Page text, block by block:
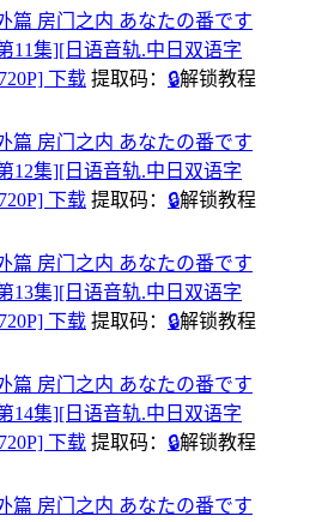
篇 房门之内 あなたの番です
11集][日语音轨.中日双语字
下载 提取码： 🔒解锁教程
篇 房门之内 あなたの番です
12集][日语音轨.中日双语字
下载 提取码： 🔒解锁教程
篇 房门之内 あなたの番です
13集][日语音轨.中日双语字
下载 提取码： 🔒解锁教程
篇 房门之内 あなたの番です
14集][日语音轨.中日双语字
下载 提取码： 🔒解锁教程
篇 房门之内 あなたの番です